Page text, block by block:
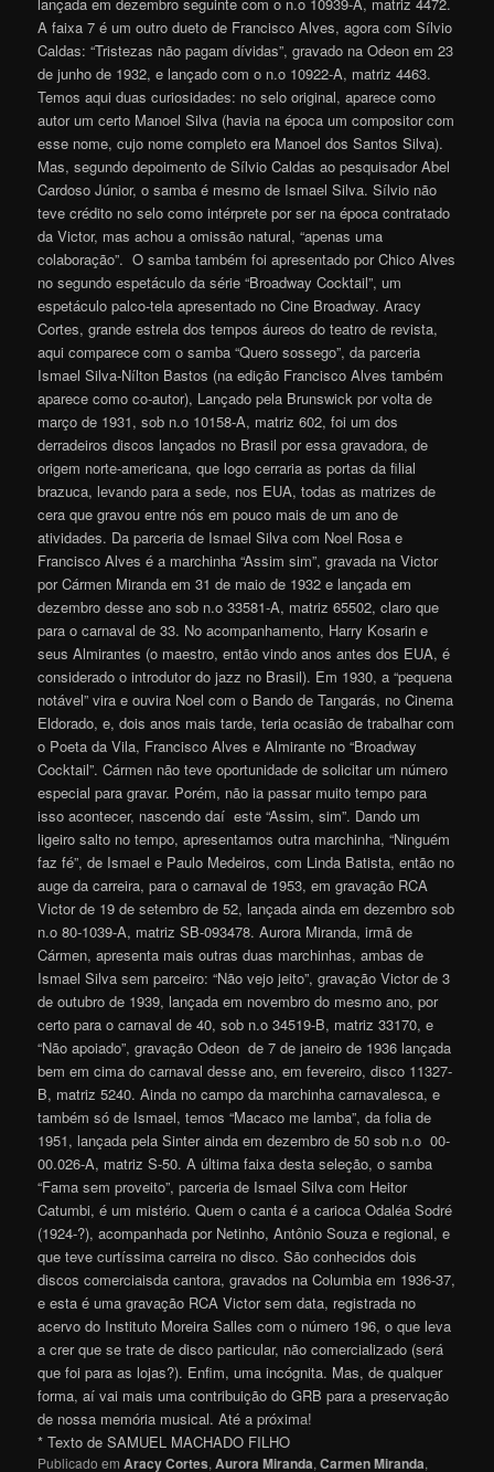
A faixa 7 é um outro dueto de Francisco Alves, agora com Sílvio
Caldas: “Tristezas não pagam dívidas”, gravado na Odeon em 23
de junho de 1932, e lançado com o n.o 10922-A, matriz 4463.
Temos aqui duas curiosidades: no selo original, aparece como
autor um certo Manoel Silva (havia na época um compositor com
esse nome, cujo nome completo era Manoel dos Santos Silva).
Mas, segundo depoimento de Sílvio Caldas ao pesquisador Abel
Cardoso Júnior, o samba é mesmo de Ismael Silva. Sílvio não
teve crédito no selo como intérprete por ser na época contratado
da Victor, mas achou a omissão natural, “apenas uma
colaboração”. O samba também foi apresentado por Chico Alves
no segundo espetáculo da série “Broadway Cocktail”, um
espetáculo palco-tela apresentado no Cine Broadway. Aracy
Cortes, grande estrela dos tempos áureos do teatro de revista,
aqui comparece com o samba “Quero sossego”, da parceria
Ismael Silva-Nílton Bastos (na edição Francisco Alves também
aparece como co-autor), Lançado pela Brunswick por volta de
março de 1931, sob n.o 10158-A, matriz 602, foi um dos
derradeiros discos lançados no Brasil por essa gravadora, de
origem norte-americana, que logo cerraria as portas da filial
brazuca, levando para a sede, nos EUA, todas as matrizes de
cera que gravou entre nós em pouco mais de um ano de
atividades. Da parceria de Ismael Silva com Noel Rosa e
Francisco Alves é a marchinha “Assim sim”, gravada na Victor
por Cármen Miranda em 31 de maio de 1932 e lançada em
dezembro desse ano sob n.o 33581-A, matriz 65502, claro que
para o carnaval de 33. No acompanhamento, Harry Kosarin e
seus Almirantes (o maestro, então vindo anos antes dos EUA, é
considerado o introdutor do jazz no Brasil). Em 1930, a “pequena
notável” vira e ouvira Noel com o Bando de Tangarás, no Cinema
Eldorado, e, dois anos mais tarde, teria ocasião de trabalhar com
o Poeta da Vila, Francisco Alves e Almirante no “Broadway
Cocktail”. Cármen não teve oportunidade de solicitar um número
especial para gravar. Porém, não ia passar muito tempo para
isso acontecer, nascendo daí este “Assim, sim”. Dando um
ligeiro salto no tempo, apresentamos outra marchinha, “Ninguém
faz fé”, de Ismael e Paulo Medeiros, com Linda Batista, então no
auge da carreira, para o carnaval de 1953, em gravação RCA
Victor de 19 de setembro de 52, lançada ainda em dezembro sob
n.o 80-1039-A, matriz SB-093478. Aurora Miranda, irmã de
Cármen, apresenta mais outras duas marchinhas, ambas de
Ismael Silva sem parceiro: “Não vejo jeito”, gravação Victor de 3
de outubro de 1939, lançada em novembro do mesmo ano, por
certo para o carnaval de 40, sob n.o 34519-B, matriz 33170, e
“Não apoiado”, gravação Odeon de 7 de janeiro de 1936 lançada
bem em cima do carnaval desse ano, em fevereiro, disco 11327-
B, matriz 5240. Ainda no campo da marchinha carnavalesca, e
também só de Ismael, temos “Macaco me lamba”, da folia de
1951, lançada pela Sinter ainda em dezembro de 50 sob n.o 00-
00.026-A, matriz S-50. A última faixa desta seleção, o samba
“Fama sem proveito”, parceria de Ismael Silva com Heitor
Catumbi, é um mistério. Quem o canta é a carioca Odaléa Sodré
(1924-?), acompanhada por Netinho, Antônio Souza e regional, e
que teve curtíssima carreira no disco. São conhecidos dois
discos comerciaisda cantora, gravados na Columbia em 1936-37,
e esta é uma gravação RCA Victor sem data, registrada no
acervo do Instituto Moreira Salles com o número 196, o que leva
a crer que se trate de disco particular, não comercializado (será
que foi para as lojas?). Enfim, uma incógnita. Mas, de qualquer
forma, aí vai mais uma contribuição do GRB para a preservação
de nossa memória musical. Até a próxima!
* Texto de SAMUEL MACHADO FILHO
Publicado em Aracy Cortes,Aurora Miranda,Carmen Miranda,